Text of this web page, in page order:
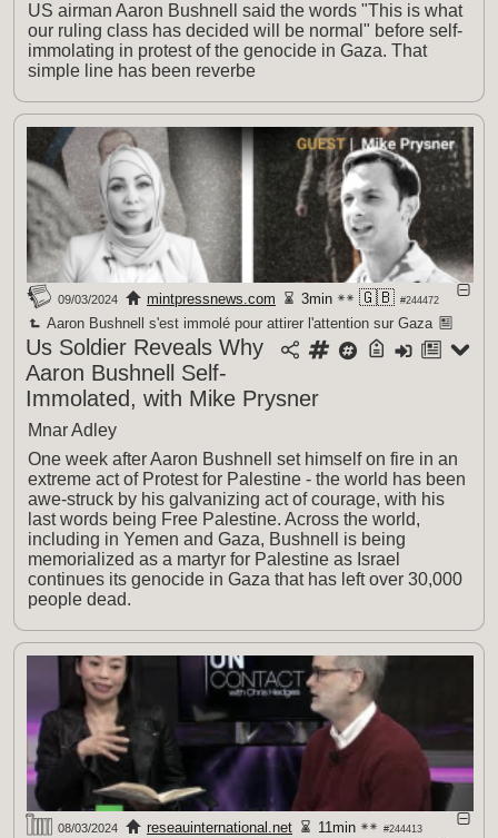
US airman Aaron Bushnell said the words "This is what
our ruling class has decided will be normal" before self-
immolating in protest of the genocide in Gaza. That
simple line has been reverbe
09/03/2024 mintpressnews.com 3min 🇬🇧 #244472
Aaron Bushnell s'est immolé pour attirer l'attention sur Gaza
Us Soldier Reveals Why
Aaron Bushnell Self-
Immolated, with Mike Prysner
Mnar Adley
One week after Aaron Bushnell set himself on fire in an
extreme act of Protest for Palestine - the world has been
awe-struck by his galvanizing act of courage, with his
last words being Free Palestine. Across the world,
including in Yemen and Gaza, Bushnell is being
memorialized as a martyr for Palestine as Israel
continues its genocide in Gaza that has left over 30,000
people dead.
08/03/2024 reseauinternational.net 11min #244413